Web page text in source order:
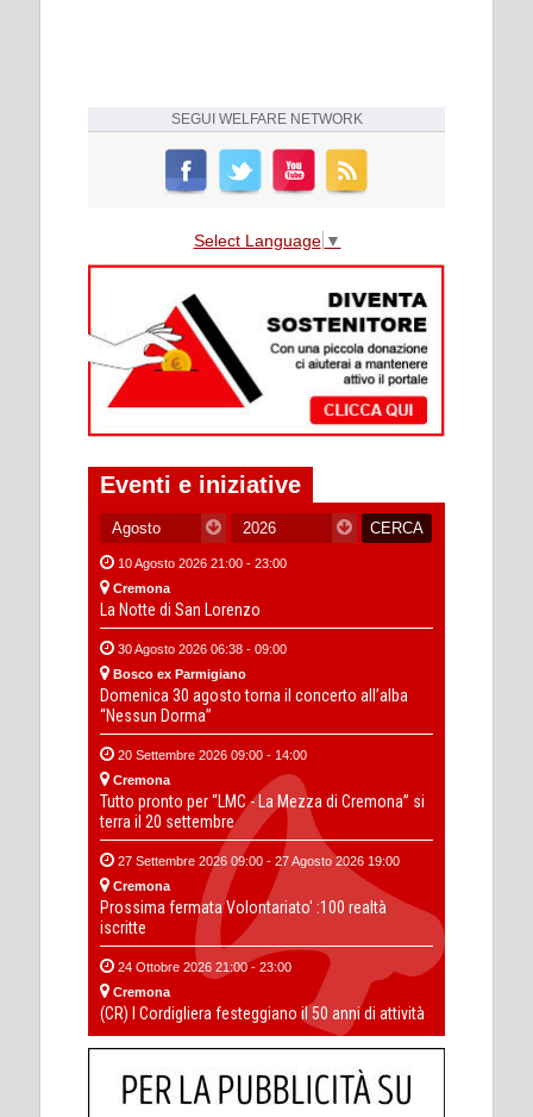
SEGUI WELFARE NETWORK
Select Language ▼
Eventi e iniziative
10 Agosto 2026 21:00 - 23:00
Cremona
La Notte di San Lorenzo
30 Agosto 2026 06:38 - 09:00
Bosco ex Parmigiano
Domenica 30 agosto torna il concerto all’alba
“Nessun Dorma”
20 Settembre 2026 09:00 - 14:00
Cremona
Tutto pronto per “LMC - La Mezza di Cremona” si
terra il 20 settembre
27 Settembre 2026 09:00 - 27 Agosto 2026 19:00
Cremona
Prossima fermata Volontariato' :100 realtà
iscritte
24 Ottobre 2026 21:00 - 23:00
Cremona
(CR) I Cordigliera festeggiano il 50 anni di attività